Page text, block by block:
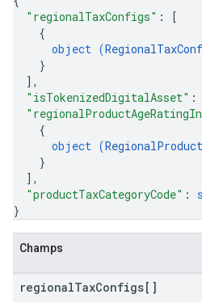
"regionalTaxConfigs" :
[
{
object (
}
] ,
"isTokenizedDigitalAsset" :
{
object (
}
] ,
"productTaxCategoryCode" :
}
Champs
regionalTaxConfigs[]